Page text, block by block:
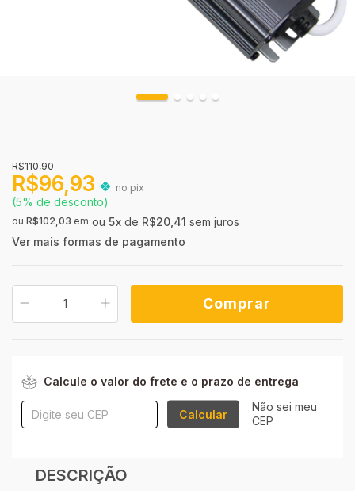
R$110,90
R$96,93 no pix
(5% de desconto)
ou R$102,03 em 5x de R$20,41 sem juros
Ver mais formas de pagamento
Calcule o valor do frete e o prazo de entrega
Calcular
Não sei meu
CEP
DESCRIÇÃO